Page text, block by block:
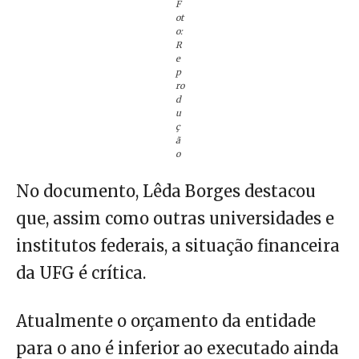
F
ot
o:
R
e
p
ro
d
u
ç
ã
o
No documento, Lêda Borges destacou
que, assim como outras universidades e
institutos federais, a situação financeira
da UFG é crítica.
Atualmente o orçamento da entidade
para o ano é inferior ao executado ainda